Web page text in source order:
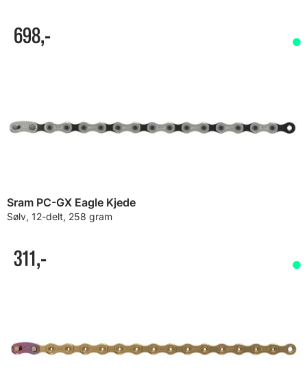
698,-
Sram PC-GX Eagle Kjede
Sølv, 12-delt, 258 gram
311,-